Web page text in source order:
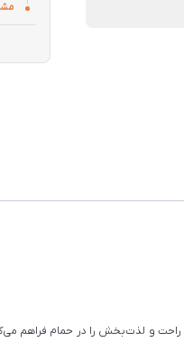
راحت و لذت‌بخش را در حمام فراهم